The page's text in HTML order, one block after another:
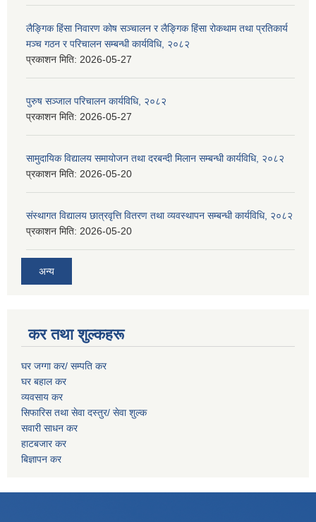
लैङ्गिक हिंसा निवारण कोष सञ्चालन र लैङ्गिक हिंसा रोकथाम तथा प्रतिकार्य
मञ्च गठन र परिचालन सम्बन्धी कार्यविधि, २०८२
प्रकाशन मिति: 2026-05-27
पुरुष सञ्जाल परिचालन कार्यविधि, २०८२
प्रकाशन मिति: 2026-05-27
सामुदायिक विद्यालय समायोजन तथा दरबन्दी मिलान सम्बन्धी कार्यविधि, २०८२
प्रकाशन मिति: 2026-05-20
संस्थागत विद्यालय छात्रवृत्ति वितरण तथा व्यवस्थापन सम्बन्धी कार्यविधि, २०८२
प्रकाशन मिति: 2026-05-20
अन्य
कर तथा शुल्कहरू
घर जग्गा कर/ सम्पति कर
घर बहाल कर
व्यवसाय कर
सिफारिस तथा सेवा दस्तुर/ सेवा शुल्क
सवारी साधन कर
हाटबजार कर
बिज्ञापन कर